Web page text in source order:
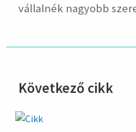
vállalnék nagyobb
Következő cikk